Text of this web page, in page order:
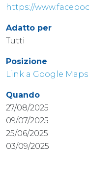
https://
Adatto per
Tutti
Posizione
Link a Google Maps
Quando
27/08/2025
09/07/2025
25/06/2025
03/09/2025